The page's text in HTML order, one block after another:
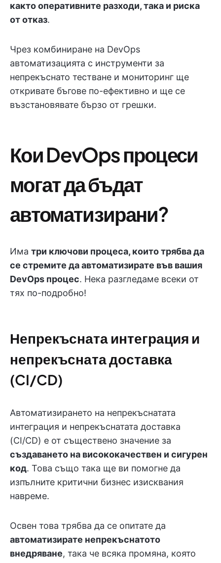
както оперативните разходи, така и риска
от отказ.
Чрез комбиниране на DevOps
автоматизацията с инструменти за
непрекъснато тестване и мониторинг ще
откривате бъгове по-ефективно и ще се
възстановявате бързо от грешки.
Кои DevOps процеси
могат да бъдат
автоматизирани?
Има три ключови процеса, които трябва да
се стремите да автоматизирате във вашия
DevOps процес. Нека разгледаме всеки от
тях по-подробно!
Непрекъсната интеграция и
непрекъсната доставка
(CI/CD)
Автоматизирането на непрекъснатата
интеграция и непрекъснатата доставка
(CI/CD) е от съществено значение за
създаването на висококачествен и сигурен
код. Това също така ще ви помогне да
изпълните критични бизнес изисквания
навреме.
Освен това трябва да се опитате да
автоматизирате непрекъснатото
внедряване, така че всяка промяна, която